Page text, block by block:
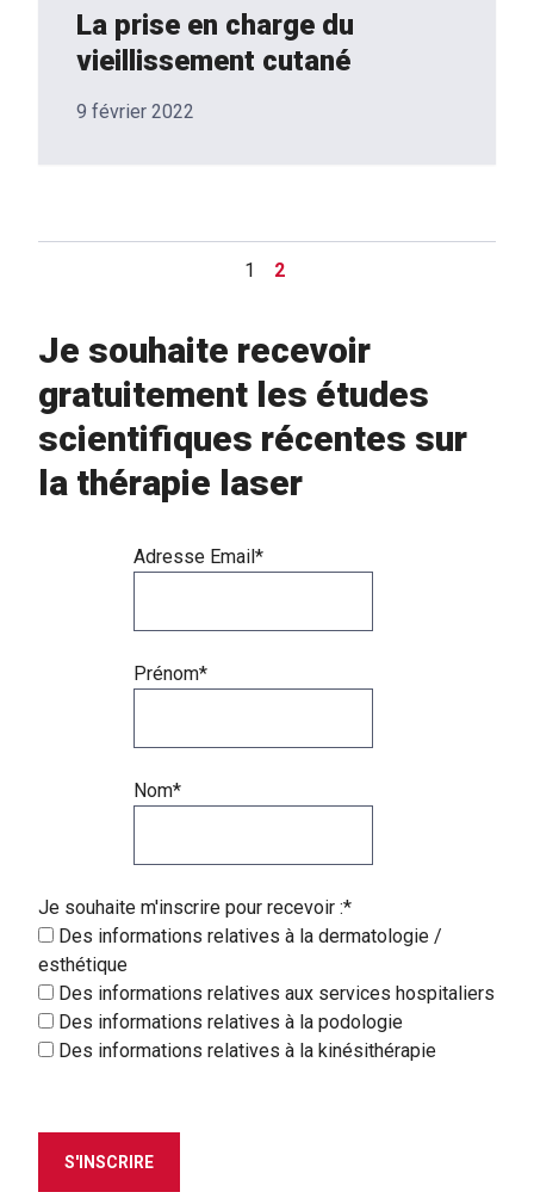
La prise en charge du
vieillissement cutané
9 février 2022
1 2
Je souhaite recevoir
gratuitement les études
scientifiques récentes sur
la thérapie laser
Adresse Email*
Prénom*
Nom*
Je souhaite m'inscrire pour recevoir :*
Des informations relatives à la dermatologie /
esthétique
Des informations relatives aux services hospitaliers
Des informations relatives à la podologie
Des informations relatives à la kinésithérapie
S'INSCRIRE